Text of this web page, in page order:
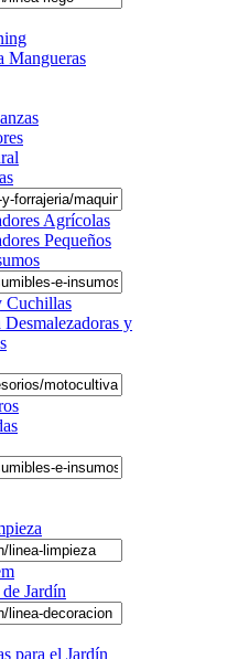
Mangueras
Agrícolas
Pequeños
Cuchillas
Desmalezadoras y
Jardín
para el Jardín